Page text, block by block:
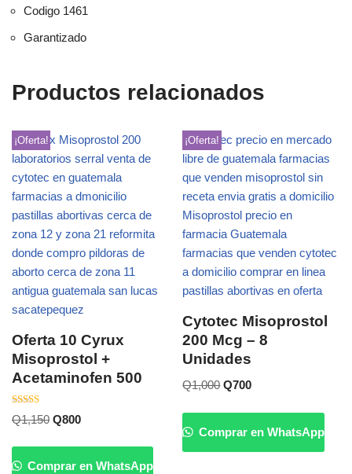
Codigo 1461
Garantizado
Productos relacionados
¡Oferta!
Oferta 10 Cyrux
Misoprostol +
Acetaminofen 500
Valorado
con
Q1,150 Q800
Comprar en WhatsApp
¡Oferta!
Cytotec Misoprostol
200 Mcg – 8
Unidades
Q1,000 Q700
Comprar en WhatsApp